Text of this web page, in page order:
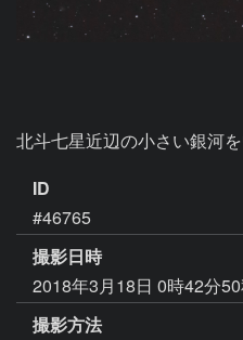
北斗七星近辺の小さい銀河
ID
#46765
撮影日時
2018年3月18日 0時42分
撮影方法